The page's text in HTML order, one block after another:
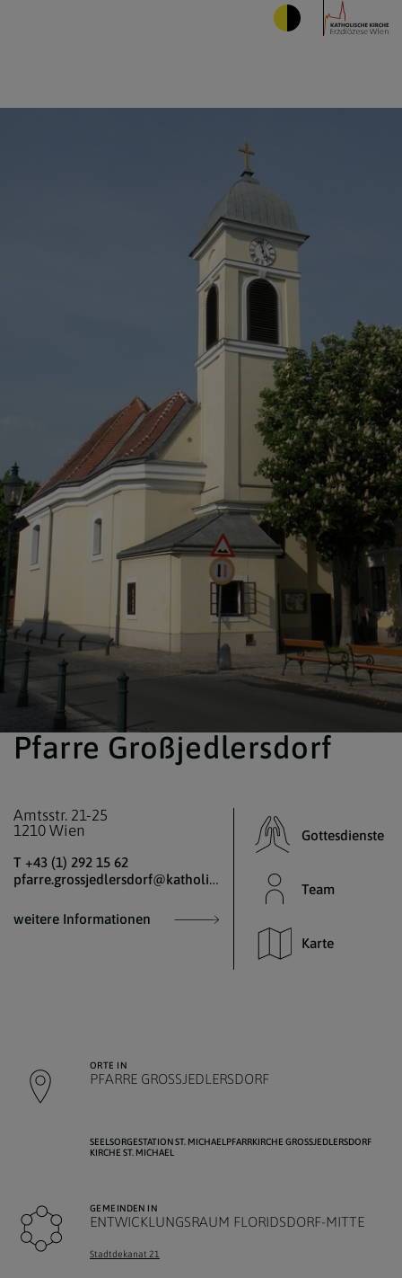
Pfarre Großjedlersdorf
Amtsstr. 21-25
1210 Wien
T +43 (1) 292 15 62
pfarre.grossjedlersdorf@katholischekirche.at
weitere Informationen
Gottesdienste
Team
Karte
ORTE IN
PFARRE GROSSJEDLERSDORF
SEELSORGESTATION ST. MICHAEL PFARRKIRCHE GROSSJEDLERSDORF
KIRCHE ST. MICHAEL
GEMEINDEN IN
ENTWICKLUNGSRAUM FLORIDSDORF-MITTE
Stadtdekanat 21